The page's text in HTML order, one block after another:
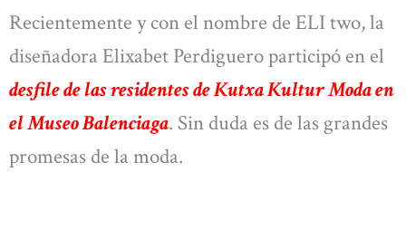
Recientemente y con el nombre de ELI two, la
diseñadora Elixabet Perdiguero participó en el
desfile de las residentes de Kutxa Kultur Moda en
el Museo Balenciaga. Sin duda es de las grandes
promesas de la moda.